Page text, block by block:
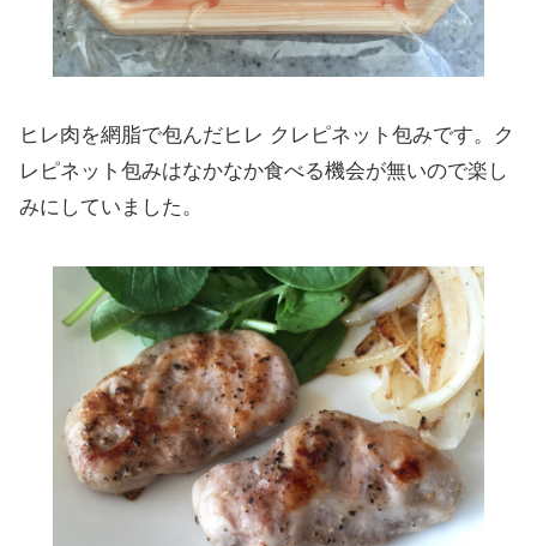
ヒレ肉を網脂で包んだヒレ クレピネット包みです。ク
レピネット包みはなかなか食べる機会が無いので楽し
みにしていました。